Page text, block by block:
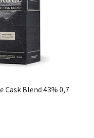
Cask Blend 43% 0,7